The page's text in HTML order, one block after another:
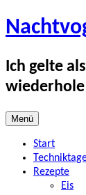
Zum
Inhalt
Ich gelte
Menü
Start
Rezepte
Eis